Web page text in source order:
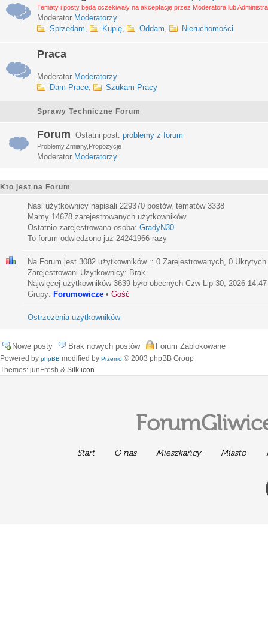
Tematy i posty będą oczekiwały na akceptację przez Moderatora lub
Moderator Moderatorzy
Sprzedam, Kupię, Oddam, Nieruchomości
Praca
Moderator Moderatorzy
Dam Prace, Szukam Pracy
Sprawy Techniczne Forum
Forum Ostatni post: problemy z forum
Problemy,Zmiany,Propozycje
Moderator Moderatorzy
Kto jest na Forum
Nasi użytkownicy napisali 229370 postów, tematów 3338
Mamy 14678 zarejestrowanych użytkowników
Ostatnio zarejestrowana osoba: GradyN30
To forum odwiedzono już 24241966 razy
Na Forum jest 3082 użytkowników :: 0 Zarejestrowanych, 0
Zarejestrowani Użytkownicy: Brak
Najwięcej użytkowników 3639 było obecnych Czw Lip 30, 2026 14:47
Grupy: Forumowicze • Gość
Ostrzeżenia użytkowników
Nowe posty Brak nowych postów Forum Zablokowane
Powered by phpBB modified by Przemo © 2003 phpBB Group
Themes: junFresh & Silk icon
Start O nas Mieszkańcy Miasto